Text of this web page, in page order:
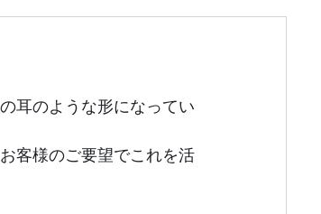
耳のような形になってい
客様のご要望でこれを活